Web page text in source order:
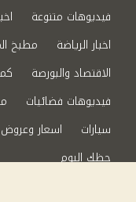
فيديوهات متنوعة
اخبار الرياضة
مطبخ
الاقتصاد والبورصة
فيديوهات فضائيات
سيارات
اسعار وعروض
حظك اليوم